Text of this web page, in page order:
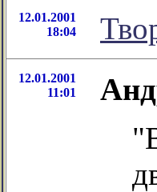
12.01.2001
18:04
12.01.2001
11:01